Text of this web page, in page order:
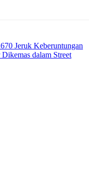
Jeruk Keberuntungan
dalam Street